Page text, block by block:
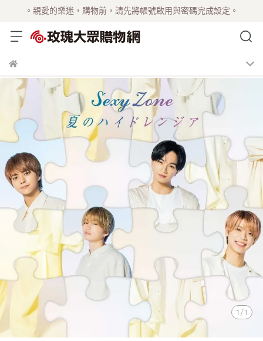
。親愛的樂迷，購物前，請先將帳號啟用與密碼完成設定。
1 /1